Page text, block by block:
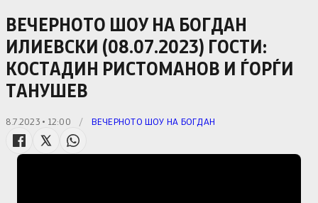
ВЕЧЕРНОТО ШОУ НА БОГДАН
ИЛИЕВСКИ (08.07.2023) ГОСТИ:
КОСТАДИН РИСТОМАНОВ И ЃОРЃИ
ТАНУШЕВ
8.7.2023 • 12:00 / ВЕЧЕРНОТО ШОУ НА БОГДАН